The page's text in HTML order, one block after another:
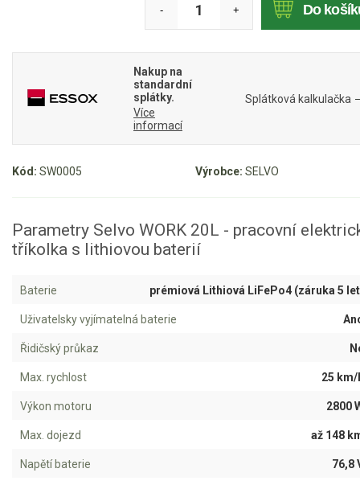
Benzínové křovinořezy a vyžínače
Aku křovinořezy a vyžínače
Motorové pily
Elektrické pily
Vyvětvovací pily
Aku křovinořezy a vyžínače
Aku pily
Kód: SW0005 Výrobce: SELVO
- + Do
Nakup na
standardní
splátky.
Více
informací
Splátková kalkulačka
Parametry Selvo WORK 20L - pracovní
tříkolka s lithiovou baterií
Baterie prémiová Lithiová LiFePo4 (záruka 5
Uživatelsky vyjímatelná baterie
Řidičský průkaz
Max. rychlost 25 km/
Výkon motoru 2800
Max. dojezd až 148
Napětí baterie 76,8